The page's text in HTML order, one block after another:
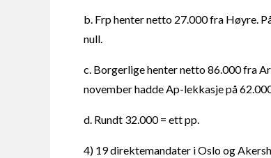
b. Frp henter netto 27.000 fra Høyre.
null.
c. Borgerlige henter netto 86.000 fra
november hadde Ap-lekkasje på
d. Rundt 32.000 = ett pp.
4) 19 direktemandater i Oslo og